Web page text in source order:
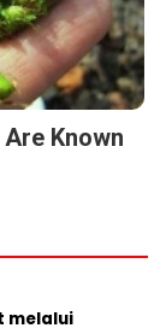
Known
melalui